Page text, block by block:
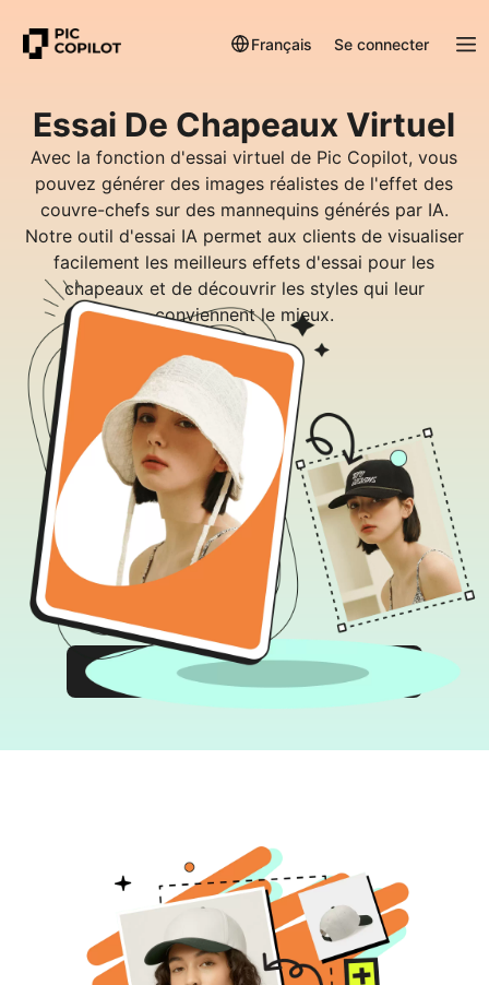
Français Se connecter
Essai De Chapeaux Virtuel
Avec la fonction d'essai virtuel de Pic Copilot, vous
pouvez générer des images réalistes de l'effet des
couvre-chefs sur des mannequins générés par IA.
Notre outil d'essai IA permet aux clients de visualiser
facilement les meilleurs effets d'essai pour les
chapeaux et de découvrir les styles qui leur
conviennent le mieux.
Commencer à Créer Maintenant